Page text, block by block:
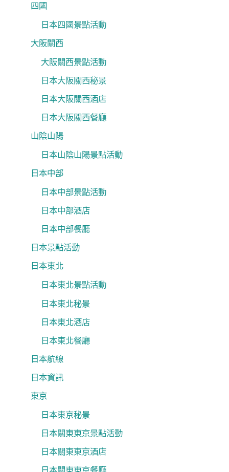
四國
日本四國景點活動
大阪關西
大阪關西景點活動
日本大阪關西秘景
日本大阪關西酒店
日本大阪關西餐廳
山陰山陽
日本山陰山陽景點活動
日本中部
日本中部景點活動
日本中部酒店
日本中部餐廳
日本景點活動
日本東北
日本東北景點活動
日本東北秘景
日本東北酒店
日本東北餐廳
日本航線
日本資訊
東京
日本東京秘景
日本關東東京景點活動
日本關東東京酒店